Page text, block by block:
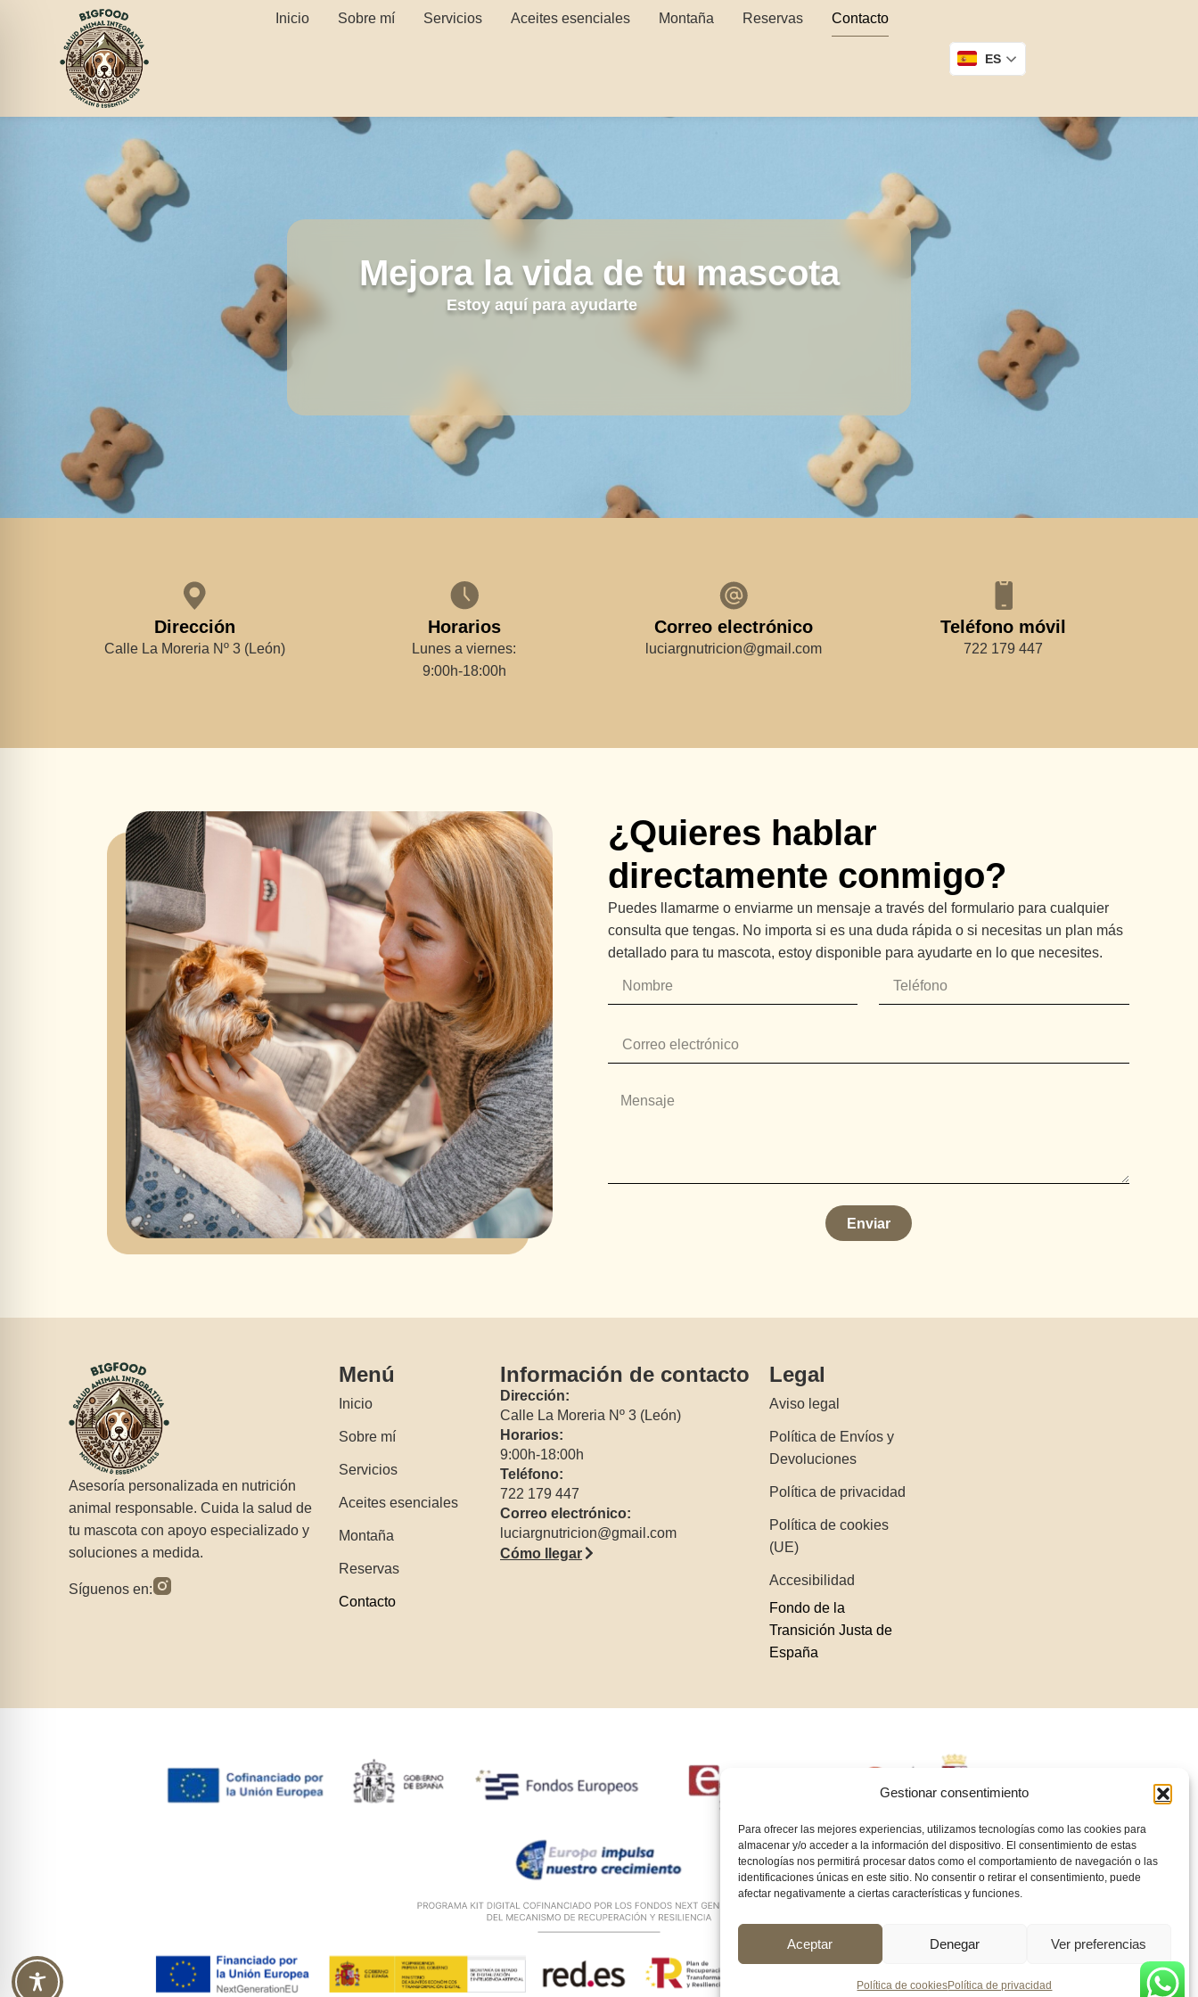
Gestionar consentimiento
Para ofrecer las mejores experiencias, utilizamos tecnologías como las cookies para
almacenar y/o acceder a la información del dispositivo. El consentimiento de estas
tecnologías nos permitirá procesar datos como el comportamiento de navegación o las
identificaciones únicas en este sitio. No consentir o retirar el consentimiento, puede
afectar negativamente a ciertas características y funciones.
Aceptar Denegar Ver preferencias
Política de cookiesPolítica de privacidad
Inicio Sobre mí Servicios Aceites esenciales Montaña Reservas Contacto
ES
Mejora la vida de tu mascota
Estoy aquí para ayudarte
Dirección
Calle La Moreria Nº 3 (León)
Horarios
Lunes a viernes:
9:00h-18:00h
Correo electrónico
luciargnutricion@gmail.com
Teléfono móvil
722 179 447
¿Quieres hablar
directamente conmigo?
Puedes llamarme o enviarme un mensaje a través del formulario para cualquier
consulta que tengas. No importa si es una duda rápida o si necesitas un plan más
detallado para tu mascota, estoy disponible para ayudarte en lo que necesites.
Enviar
Asesoría personalizada en nutrición
animal responsable. Cuida la salud de
tu mascota con apoyo especializado y
soluciones a medida.
Síguenos en:
Menú
Inicio
Sobre mí
Servicios
Aceites esenciales
Montaña
Reservas
Contacto
Información de contacto
Dirección:
Calle La Moreria Nº 3 (León)
Horarios:
9:00h-18:00h
Teléfono:
722 179 447
Correo electrónico:
luciargnutricion@gmail.com
Cómo llegar
Legal
Aviso legal
Política de Envíos y
Devoluciones
Política de privacidad
Política de cookies
(UE)
Accesibilidad
Fondo de la
Transición Justa de
España